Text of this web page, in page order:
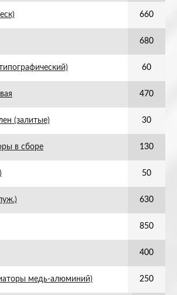
660
680
60
470
(залитые) 30
в сборе 130
50
630
850
400
медь-алюминий) 250